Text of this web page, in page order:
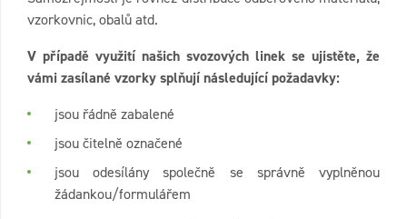
vzorkovnic, obalů atd.
V případě využití našich svozových linek se ujistěte, že
vámi zasílané vzorky splňují následující požadavky:
jsou řádně zabalené
jsou čitelně označené
jsou odesílány společně se správně vyplněnou
žádankou/formulářem